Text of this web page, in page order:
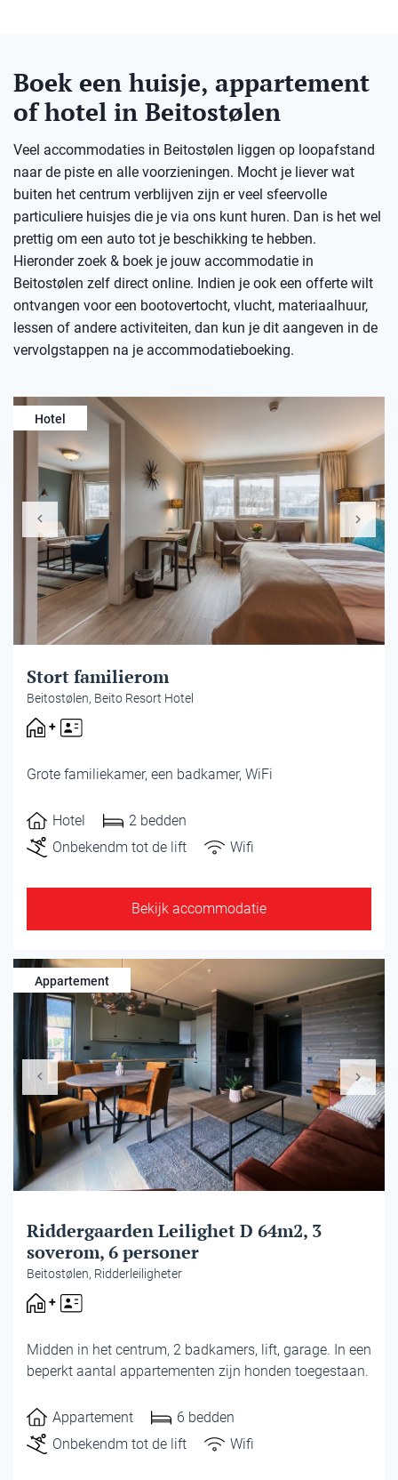
Boek een huisje, appartement
of hotel in Beitostølen
Veel accommodaties in Beitostølen liggen op loopafstand
naar de piste en alle voorzieningen. Mocht je liever wat
buiten het centrum verblijven zijn er veel sfeervolle
particuliere huisjes die je via ons kunt huren. Dan is het wel
prettig om een auto tot je beschikking te hebben.
Hieronder zoek & boek je jouw accommodatie in
Beitostølen zelf direct online. Indien je ook een offerte wilt
ontvangen voor een bootovertocht, vlucht, materiaalhuur,
lessen of andere activiteiten, dan kun je dit aangeven in de
vervolgstappen na je accommodatieboeking.
Hotel
Stort familierom
Beitostølen, Beito Resort Hotel
Grote familiekamer, een badkamer, WiFi
Hotel
2 bedden
Onbekendm tot de lift
Wifi
Bekijk accommodatie
Appartement
Riddergaarden Leilighet D 64m2, 3
soverom, 6 personer
Beitostølen, Ridderleiligheter
Midden in het centrum, 2 badkamers, lift, garage. In een
beperkt aantal appartementen zijn honden toegestaan.
Appartement
6 bedden
Onbekendm tot de lift
Wifi